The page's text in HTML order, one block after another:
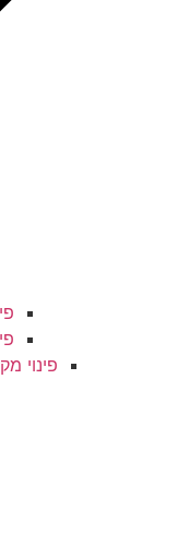
פינוי